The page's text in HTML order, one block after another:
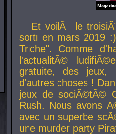
Et voilÃ le
sorti en mars 2019
Triche". Comme
l'actualitÃ©
gratuite, des jeux,
d'autres choses !
jeux de sociÃ©tÃ©
Rush. Nous avons
avec un superbe
une murder party